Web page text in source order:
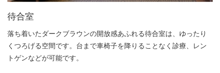
待合室
落ち着いたダークブラウンの開放感あふれる待合室は、ゆったり
くつろげる空間です。台まで車椅子を降りることなく診療、レン
トゲンなどが可能です。